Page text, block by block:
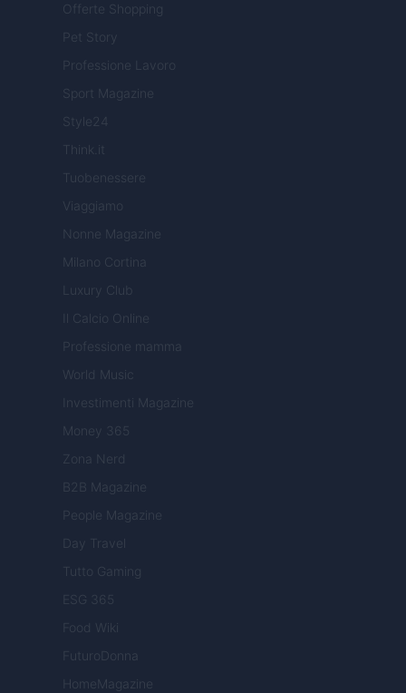
Offerte Shopping
Pet Story
Professione Lavoro
Sport Magazine
Style24
Think.it
Tuobenessere
Viaggiamo
Nonne Magazine
Milano Cortina
Luxury Club
Il Calcio Online
Professione mamma
World Music
Investimenti Magazine
Money 365
Zona Nerd
B2B Magazine
People Magazine
Day Travel
Tutto Gaming
ESG 365
Food Wiki
FuturoDonna
HomeMagazine